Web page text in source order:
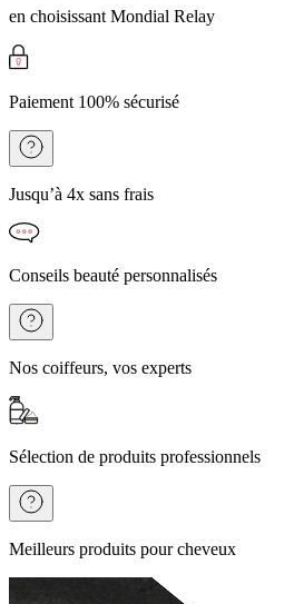
en choisissant Mondial Relay
Paiement 100% sécurisé
Jusqu’à 4x sans frais
Conseils beauté personnalisés
Nos coiffeurs, vos experts
Sélection de produits professionnels
Meilleurs produits pour cheveux